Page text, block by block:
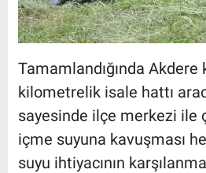
Tamamlandığında
kilometrelik isale hattı
sayesinde ilçe merkezi ile
içme suyuna kavuşması
suyu ihtiyacının